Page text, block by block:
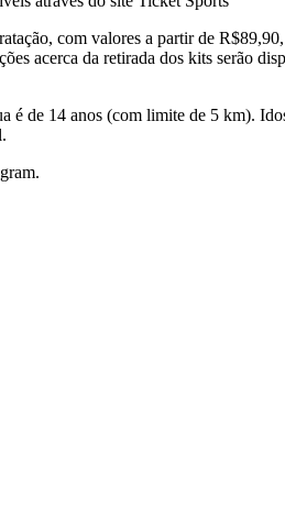
com valores a partir de
acerca da retirada dos kits serão
é de 14 anos (com limite de 5 km).